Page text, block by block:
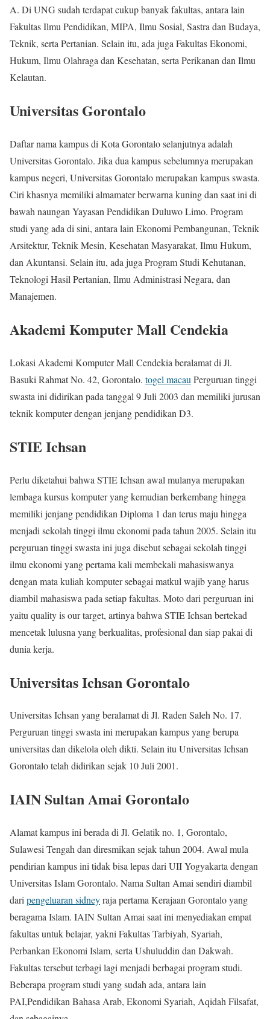
A. Di UNG sudah terdapat cukup banyak fakultas, antara lain
Fakultas Ilmu Pendidikan, MIPA, Ilmu Sosial, Sastra dan Budaya,
Teknik, serta Pertanian. Selain itu, ada juga Fakultas Ekonomi,
Hukum, Ilmu Olahraga dan Kesehatan, serta Perikanan dan Ilmu
Kelautan.
Universitas Gorontalo
Daftar nama kampus di Kota Gorontalo selanjutnya adalah
Universitas Gorontalo. Jika dua kampus sebelumnya merupakan
kampus negeri, Universitas Gorontalo merupakan kampus swasta.
Ciri khasnya memiliki almamater berwarna kuning dan saat ini di
bawah naungan Yayasan Pendidikan Duluwo Limo. Program
studi yang ada di sini, antara lain Ekonomi Pembangunan, Teknik
Arsitektur, Teknik Mesin, Kesehatan Masyarakat, Ilmu Hukum,
dan Akuntansi. Selain itu, ada juga Program Studi Kehutanan,
Teknologi Hasil Pertanian, Ilmu Administrasi Negara, dan
Manajemen.
Akademi Komputer Mall Cendekia
Lokasi Akademi Komputer Mall Cendekia beralamat di Jl.
Basuki Rahmat No. 42, Gorontalo. togel macau Perguruan tinggi
swasta ini didirikan pada tanggal 9 Juli 2003 dan memiliki jurusan
teknik komputer dengan jenjang pendidikan D3.
STIE Ichsan
Perlu diketahui bahwa STIE Ichsan awal mulanya merupakan
lembaga kursus komputer yang kemudian berkembang hingga
memiliki jenjang pendidikan Diploma 1 dan terus maju hingga
menjadi sekolah tinggi ilmu ekonomi pada tahun 2005. Selain itu
perguruan tinggi swasta ini juga disebut sebagai sekolah tinggi
ilmu ekonomi yang pertama kali membekali mahasiswanya
dengan mata kuliah komputer sebagai matkul wajib yang harus
diambil mahasiswa pada setiap fakultas. Moto dari perguruan ini
yaitu quality is our target, artinya bahwa STIE Ichsan bertekad
mencetak lulusna yang berkualitas, profesional dan siap pakai di
dunia kerja.
Universitas Ichsan Gorontalo
Universitas Ichsan yang beralamat di Jl. Raden Saleh No. 17.
Perguruan tinggi swasta ini merupakan kampus yang berupa
universitas dan dikelola oleh dikti. Selain itu Universitas Ichsan
Gorontalo telah didirikan sejak 10 Juli 2001.
IAIN Sultan Amai Gorontalo
Alamat kampus ini berada di Jl. Gelatik no. 1, Gorontalo,
Sulawesi Tengah dan diresmikan sejak tahun 2004. Awal mula
pendirian kampus ini tidak bisa lepas dari UII Yogyakarta dengan
Universitas Islam Gorontalo. Nama Sultan Amai sendiri diambil
daripengeluaran sidneyraja pertama Kerajaan Gorontalo yang
beragama Islam. IAIN Sultan Amai saat ini menyediakan empat
fakultas untuk belajar, yakni Fakultas Tarbiyah, Syariah,
Perbankan Ekonomi Islam, serta Ushuluddin dan Dakwah.
Fakultas tersebut terbagi lagi menjadi berbagai program studi.
Beberapa program studi yang sudah ada, antara lain
PAI,Pendidikan Bahasa Arab, Ekonomi Syariah, Aqidah Filsafat,